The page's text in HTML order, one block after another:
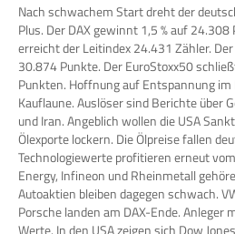
Nach schwachem Start dreht der
Plus. Der DAX gewinnt 1,5 % auf 24.308
erreicht der Leitindex 24.431 Zähler.
30.874 Punkte. Der EuroStoxx50
Punkten. Hoffnung auf Entspannung
Kauflaune. Auslöser sind Berichte über
und Iran. Angeblich wollen die USA
Ölexporte lockern. Die Ölpreise fallen
Technologiewerte profitieren erneut
Energy, Infineon und Rheinmetall
Autoaktien bleiben dagegen schwach.
Porsche landen am DAX-Ende. Anleger
Werte. In den USA zeigen sich Dow